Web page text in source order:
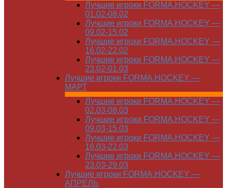
Лучшие игроки FORMA.HOCKEY —
01.02-08.02
Лучшие игроки FORMA.HOCKEY —
09.02-15.02
Лучшие игроки FORMA.HOCKEY —
16.02-22.02
Лучшие игроки FORMA.HOCKEY —
23.02-01.03
Лучшие игроки FORMA.HOCKEY —
МАРТ
Лучшие игроки FORMA.HOCKEY —
02.03-08.03
Лучшие игроки FORMA.HOCKEY —
09.03-15.03
Лучшие игроки FORMA.HOCKEY —
16.03-22.03
Лучшие игроки FORMA.HOCKEY —
23.03-29.03
Лучшие игроки FORMA.HOCKEY —
АПРЕЛЬ